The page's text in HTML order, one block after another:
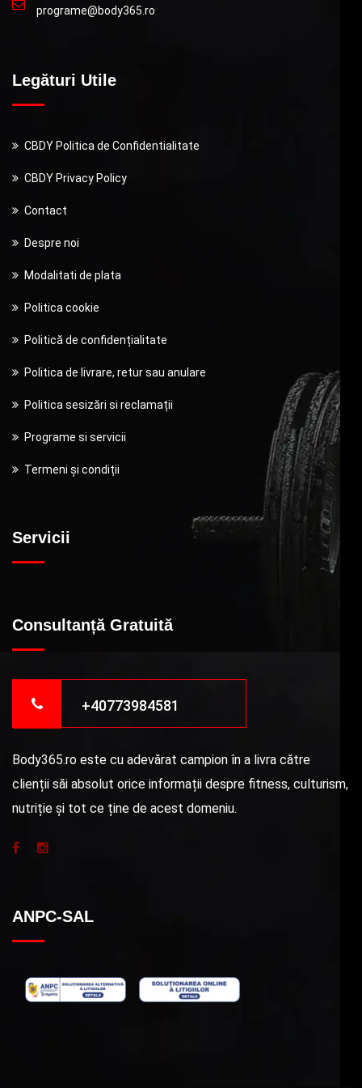
programe@body365.ro
Legături Utile
CBDY Politica de Confidentialitate
CBDY Privacy Policy
Contact
Despre noi
Modalitati de plata
Politica cookie
Politică de confidențialitate
Politica de livrare, retur sau anulare
Politica sesizări si reclamații
Programe si servicii
Termeni și condiții
Servicii
Consultanță Gratuită
+40773984581
Body365.ro este cu adevărat campion în a livra către
clienții săi absolut orice informații despre fitness, culturism,
nutriție și tot ce ține de acest domeniu.
ANPC-SAL